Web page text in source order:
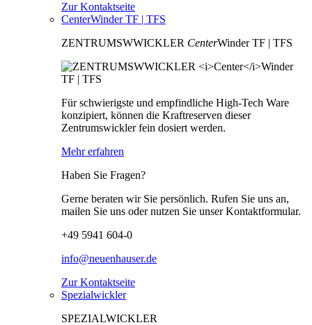
Zur Kontaktseite
CenterWinder TF | TFS
ZENTRUMSWWICKLER CenterWinder TF | TFS
Für schwierigste und empfindliche High-Tech Ware
konzipiert, können die Kraftreserven dieser
Zentrumswickler fein dosiert werden.
Mehr erfahren
Haben Sie Fragen?
Gerne beraten wir Sie persönlich. Rufen Sie uns an,
mailen Sie uns oder nutzen Sie unser Kontaktformular.
+49 5941 604-0
info@neuenhauser.de
Zur Kontaktseite
Spezialwickler
SPEZIALWICKLER